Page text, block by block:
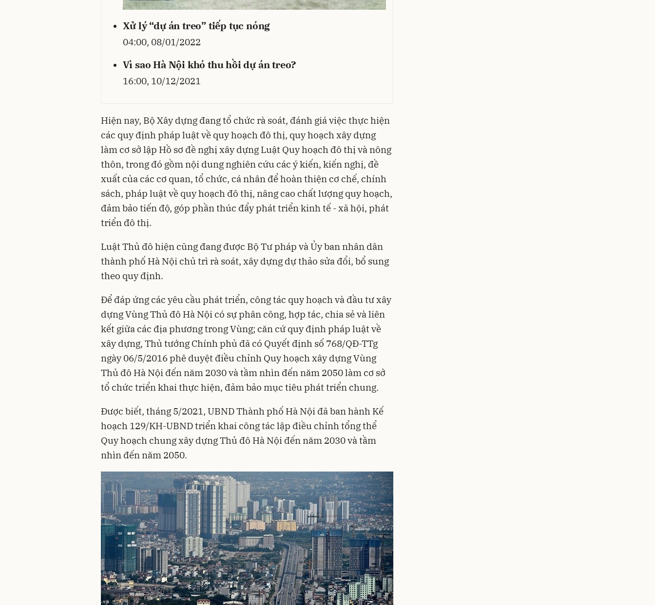
Xử lý “dự án treo” tiếp tục nóng
04:00, 08/01/2022
Vì sao Hà Nội khó thu hồi dự án treo?
16:00, 10/12/2021
Hiện nay, Bộ Xây dựng đang tổ chức rà soát, đánh giá việc thực hiện
các quy định pháp luật về quy hoạch đô thị, quy hoạch xây dựng
làm cơ sở lập Hồ sơ đề nghị xây dựng Luật Quy hoạch đô thị và nông
thôn, trong đó gồm nội dung nghiên cứu các ý kiến, kiến nghị, đề
xuất của các cơ quan, tổ chức, cá nhân để hoàn thiện cơ chế, chính
sách, pháp luật về quy hoạch đô thị, nâng cao chất lượng quy hoạch,
đảm bảo tiến độ, góp phần thúc đẩy phát triển kinh tế - xã hội, phát
triển đô thị.
Luật Thủ đô hiện cũng đang được Bộ Tư pháp và Ủy ban nhân dân
thành phố Hà Nội chủ trì rà soát, xây dựng dự thảo sửa đổi, bổ sung
theo quy định.
Để đáp ứng các yêu cầu phát triển, công tác quy hoạch và đầu tư xây
dựng Vùng Thủ đô Hà Nội có sự phân công, hợp tác, chia sẻ và liên
kết giữa các địa phương trong Vùng; căn cứ quy định pháp luật về
xây dựng, Thủ tướng Chính phủ đã có Quyết định số 768/QĐ-TTg
ngày 06/5/2016 phê duyệt điều chỉnh Quy hoạch xây dựng Vùng
Thủ đô Hà Nội đến năm 2030 và tầm nhìn đến năm 2050 làm cơ sở
tổ chức triển khai thực hiện, đảm bảo mục tiêu phát triển chung.
Được biết, tháng 5/2021, UBND Thành phố Hà Nội đã ban hành Kế
hoạch 129/KH-UBND triển khai công tác lập điều chỉnh tổng thể
Quy hoạch chung xây dựng Thủ đô Hà Nội đến năm 2030 và tầm
nhìn đến năm 2050.